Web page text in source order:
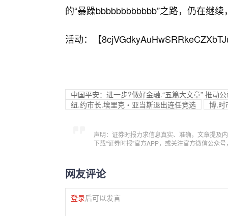
的“暴躁bbbbbbbbbbbb”之路，仍在继
活动：【
中国平安：进一步?做好金融.“五篇大文章” 推动
纽.约市长.埃里克・亚当斯退出连任竞选
博.时
声明：证券时报力求信息真实、准确，文章提及
下载“证券时报”官方APP，或关注官方微信公众
网友评论
登录后可以发言